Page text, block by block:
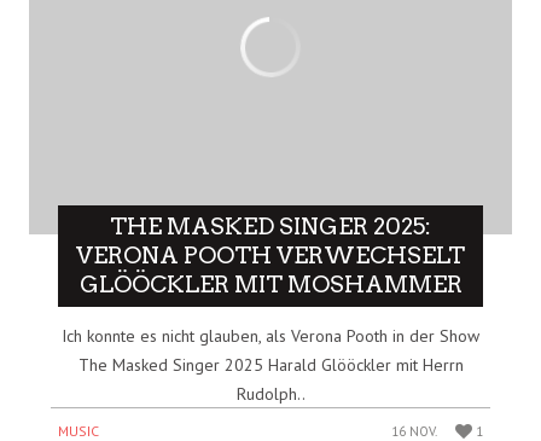
THE MASKED SINGER 2025:
VERONA POOTH VERWECHSELT
GLÖÖCKLER MIT MOSHAMMER
Ich konnte es nicht glauben, als Verona Pooth in der Show
The Masked Singer 2025 Harald Glööckler mit Herrn
Rudolph..
MUSIC 16 NOV. 1